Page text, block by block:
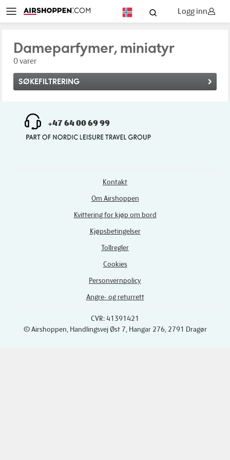
Logg inn
Dameparfymer, miniatyr
0 varer
SØKEFILTRERING
+47 64 00 69 99
Kontakt
Om Airshoppen
Kvittering for kjøp om bord
Kjøpsbetingelser
Tollregler
Cookies
Personvernpolicy
Angre- og returrett
CVR: 41391421
© Airshoppen , Handlingsvej Øst 7, Hangar 276, 2791 Dragør